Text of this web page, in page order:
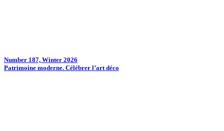
Number 187, Winter 2026
Patrimoine moderne. Célébrer l’art déco